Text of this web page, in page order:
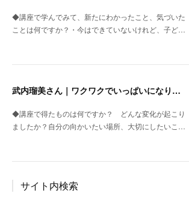
◆講座で学んでみて、新たにわかったこと、気づいた
ことは何ですか？・今はできていないけれど、子ど…
武内瑠美さん｜ワクワクでいっぱいになりました
◆講座で得たものは何ですか？ どんな変化が起こり
ましたか？自分の向かいたい場所、大切にしたいこ…
サイト内検索